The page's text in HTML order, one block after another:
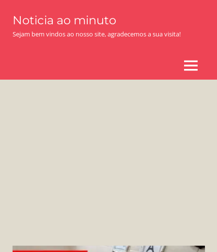
content
Noticia ao minuto
Sejam bem vindos ao nosso site, agradecemos a sua visita!
MENU